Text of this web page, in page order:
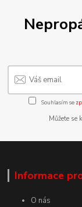
Souhlasím se
Můžete
Informace
O nás